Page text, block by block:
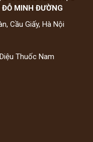
MINH ĐƯỜNG
Cầu Giấy, Hà Nội
Thuốc Nam